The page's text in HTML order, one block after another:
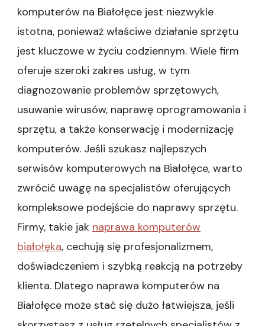
komputerów na Białołęce jest niezwykle
istotna, ponieważ właściwe działanie sprzętu
jest kluczowe w życiu codziennym. Wiele firm
oferuje szeroki zakres usług, w tym
diagnozowanie problemów sprzętowych,
usuwanie wirusów, naprawę oprogramowania i
sprzętu, a także konserwację i modernizację
komputerów. Jeśli szukasz najlepszych
serwisów komputerowych na Białołęce, warto
zwrócić uwagę na specjalistów oferujących
kompleksowe podejście do naprawy sprzętu.
Firmy, takie jak naprawa komputerów
białołęka, cechują się profesjonalizmem,
doświadczeniem i szybką reakcją na potrzeby
klienta. Dlatego naprawa komputerów na
Białołęce może stać się dużo łatwiejsza, jeśli